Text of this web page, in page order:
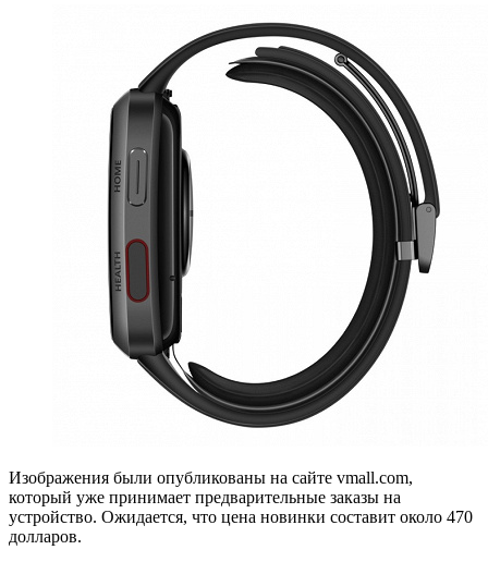
Изображения были опубликованы на сайте vmall.com,
который уже принимает предварительные заказы на
устройство. Ожидается, что цена новинки составит около 470
долларов.